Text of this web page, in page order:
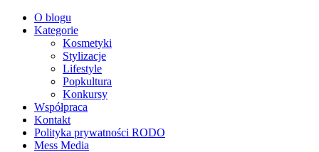
O blogu
Kategorie
Kosmetyki
Stylizacje
Lifestyle
Popkultura
Konkursy
Współpraca
Kontakt
Polityka prywatności RODO
Mess Media